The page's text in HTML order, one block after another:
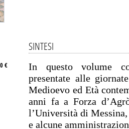
€
SINTESI
In questo volume
presentate alle
Medioevo ed Età
anni fa a Forza
l’Università di
e alcune